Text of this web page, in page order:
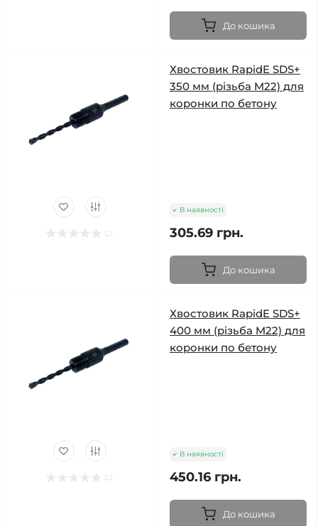
До кошика
Хвостовик RapidE SDS+
350 мм (різьба M22) для
коронки по бетону
В наявності
305.69 грн.
До кошика
Хвостовик RapidE SDS+
400 мм (різьба M22) для
коронки по бетону
В наявності
450.16 грн.
До кошика